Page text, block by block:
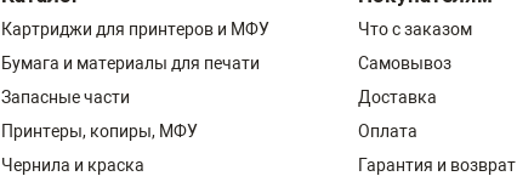
Картриджи для принтеров и МФУ
Бумага и материалы для печати
Запасные части
Принтеры, копиры, МФУ
Чернила и краска
Что с заказом
Самовывоз
Доставка
Оплата
Гарантия и возврат